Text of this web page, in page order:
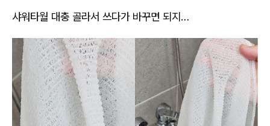
샤워타월 대충 골라서 쓰다가 바꾸면 되지…